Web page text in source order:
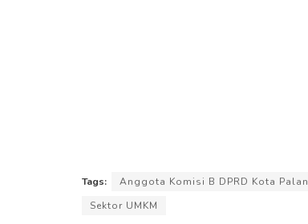
Tags: Anggota Komisi B DPRD Kota
Sektor UMKM